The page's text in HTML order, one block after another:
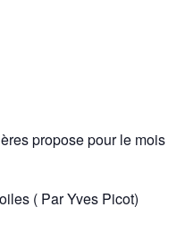
propose pour le mois
( Par Yves Picot)